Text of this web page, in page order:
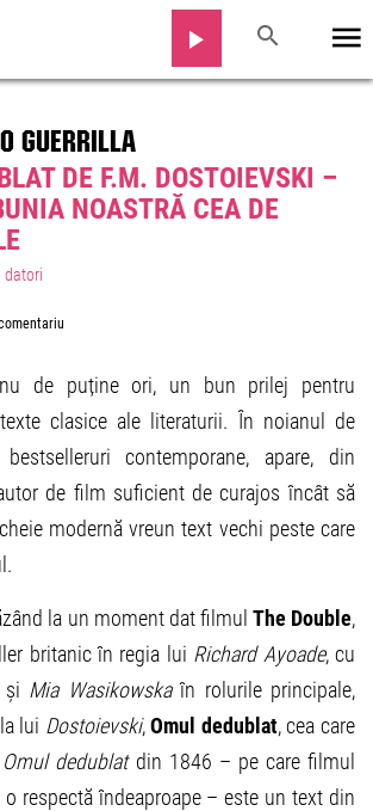
GUERRILLA
DE F.M. DOSTOIEVSKI –
NOASTRĂ CEA DE
datori
nu de puține ori, un bun prilej pentru
clasice ale literaturii. În noianul de
contemporane, apare, din
de film suficient de curajos încât să
modernă vreun text vechi peste care
la un moment dat filmul The Double,
britanic în regia lui Richard Ayoade, cu
Mia Wasikowskaîn rolurile principale,
lui Dostoievski,Omul dedublat, cea care
Omul dedublatdin 1846 – pe care filmul
respectă îndeaproape – este un text din